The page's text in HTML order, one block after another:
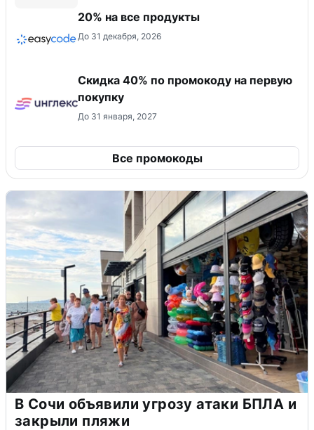
20% на все продукты
До 31 декабря, 2026
Скидка 40% по промокоду на первую
покупку
До 31 января, 2027
Все промокоды
В Сочи объявили угрозу атаки БПЛА и
закрыли пляжи